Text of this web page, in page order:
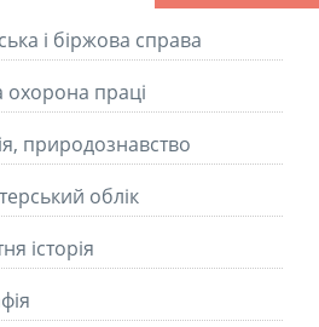
і біржова справа
праці
природознавство
облік
історія